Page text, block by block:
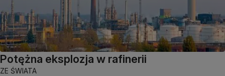
Potężna eksplozja w rafinerii
ZE ŚWIATA